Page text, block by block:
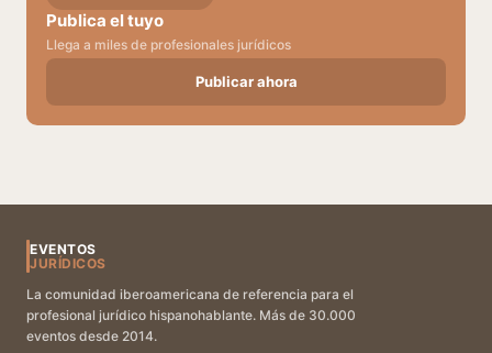
Publica el tuyo
Llega a miles de profesionales jurídicos
Publicar ahora
EVENTOS
JURÍDICOS
La comunidad iberoamericana de referencia para el
profesional jurídico hispanohablante. Más de 30.000
eventos desde 2014.